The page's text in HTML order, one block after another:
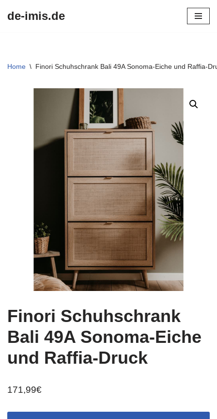
de-imis.de
Home \ Finori Schuhschrank Bali 49A Sonoma-Eiche und Raffia-
Finori Schuhschrank
Bali 49A Sonoma-Eiche
und Raffia-Druck
171,99€